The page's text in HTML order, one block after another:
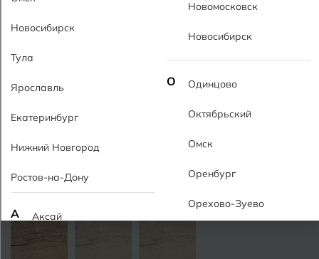
Новосибирск
Тула
Ярославль
Екатеринбург
Нижний Новгород
Ростов-на-Дону
А Аксай
Новомосковск
Новосибирск
О Одинцово
Октябрьский
Омск
Оренбург
Орехово-Зуево